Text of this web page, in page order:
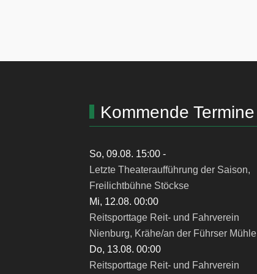
Kommende Termine
So, 09.08. 15:00 -
Letzte Theateraufführung der Saison,
Freilichtbühne Stöckse
Mi, 12.08. 00:00
Reitsporttage Reit- und Fahrverein
Nienburg, Krähe/an der Führser Mühle
Do, 13.08. 00:00
Reitsporttage Reit- und Fahrverein